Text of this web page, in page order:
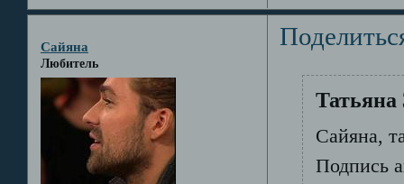
Сайяна
Любитель
Татьяна
Сайяна,
Подпись